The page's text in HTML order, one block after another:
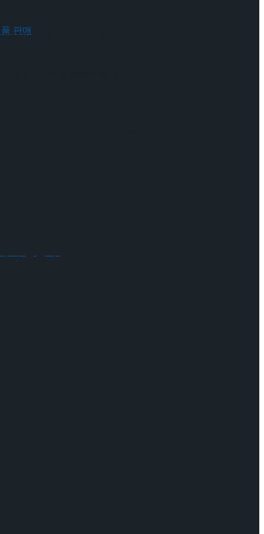
와의 콜라보 제품 판매
와의 콜라보 제품 판매
의 소설을 각색한 제17회 DIMF 공식초청작 <에피 브리스
스트』의 실물책을 소지한 관람객은 기존 5만원인 티켓 가
화 꿈꾼다!